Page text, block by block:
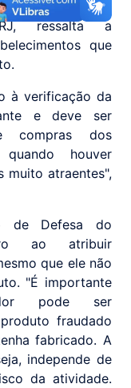
consultor de
ressalta a
que
à verificação da
e deve ser
compras dos
quando houver
muito atraentes",
de Defesa do
ao atribuir
que ele não
"É importante
pode ser
fraudado
fabricado. A
independe de
da atividade.